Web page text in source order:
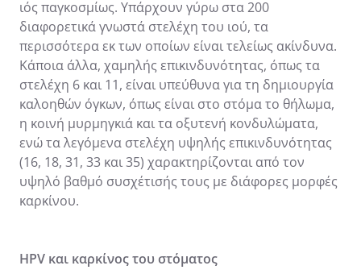
ιός παγκοσμίως. Υπάρχουν γύρω στα 200
διαφορετικά γνωστά στελέχη του ιού, τα
περισσότερα εκ των οποίων είναι τελείως ακίνδυνα.
Κάποια άλλα, χαμηλής επικινδυνότητας, όπως τα
στελέχη 6 και 11, είναι υπεύθυνα για τη δημιουργία
καλοηθών όγκων, όπως είναι στο στόμα το θήλωμα,
η κοινή μυρμηγκιά και τα οξυτενή κονδυλώματα,
ενώ τα λεγόμενα στελέχη υψηλής επικινδυνότητας
(16, 18, 31, 33 και 35) χαρακτηρίζονται από τον
υψηλό βαθμό συσχέτισής τους με διάφορες μορφές
καρκίνου.
HPV και καρκίνος του στόματος